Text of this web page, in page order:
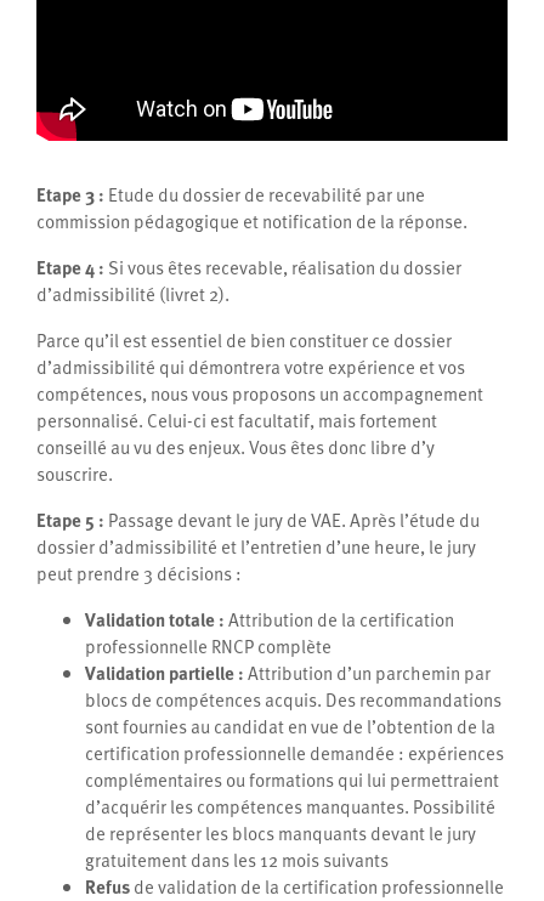
Etape 3 : Etude du dossier de recevabilité par une
commission pédagogique et notification de la réponse.
Etape 4 : Si vous êtes recevable, réalisation du dossier
d’admissibilité (livret 2).
Parce qu’il est essentiel de bien constituer ce dossier
d’admissibilité qui démontrera votre expérience et vos
compétences, nous vous proposons un accompagnement
personnalisé. Celui-ci est facultatif, mais fortement
conseillé au vu des enjeux. Vous êtes donc libre d’y
souscrire.
Etape 5 : Passage devant le jury de VAE. Après l’étude du
dossier d’admissibilité et l’entretien d’une heure, le jury
peut prendre 3 décisions :
Validation totale :Attribution de la certification
professionnelle RNCP complète
Validation partielle :Attribution d’un parchemin par
blocs de compétences acquis. Des recommandations
sont fournies au candidat en vue de l’obtention de la
certification professionnelle demandée : expériences
complémentaires ou formations qui lui permettraient
d’acquérir les compétences manquantes. Possibilité
de représenter les blocs manquants devant le jury
gratuitement dans les 12 mois suivants
Refusde validation de la certification professionnelle